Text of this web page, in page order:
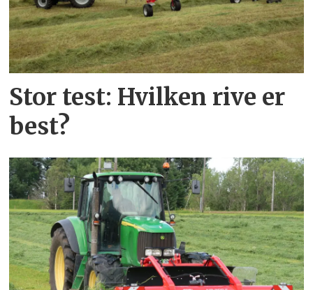
Stor test: Hvilken rive er
best?